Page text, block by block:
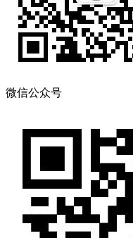
微信公众号